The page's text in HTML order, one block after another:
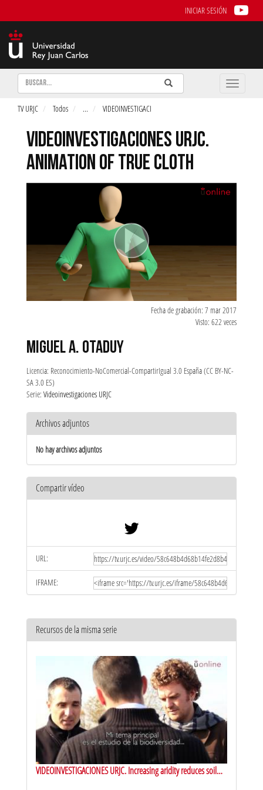
INICIAR SESIÓN
Buscar Enviar
Buscar
Toggle
TV URJC Todos ... VIDEOINVESTIGACI
VIDEOINVESTIGACIONES URJC.
ANIMATION OF TRUE CLOTH
Fecha de grabación: 7 mar 2017
Visto: 622 veces
MIGUEL A. OTADUY
Licencia: Reconocimiento-NoComercial-CompartirIgual 3.0 España (CC BY-NC-
SA 3.0 ES)
Serie: Videoinvestigaciones URJC
Archivos adjuntos
No hay archivos adjuntos
Compartir vídeo
URL:
IFRAME:
Recursos de la misma serie
VIDEOINVESTIGACIONES URJC. Increasing aridity reduces soil